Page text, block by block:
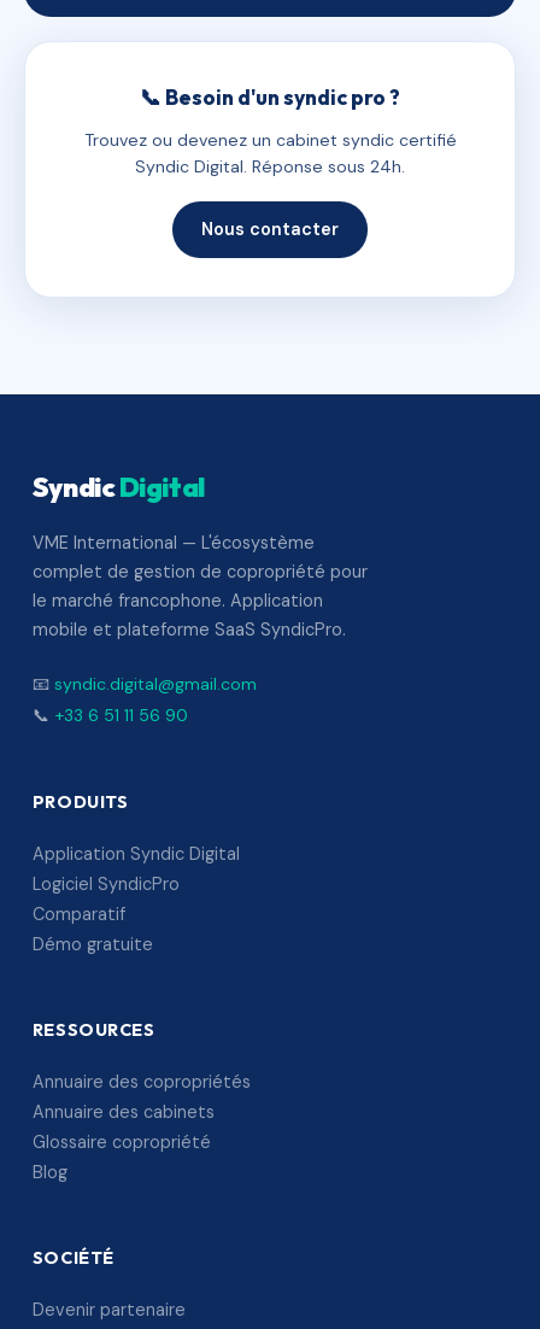
📞 Besoin d'un syndic pro ?
Trouvez ou devenez un cabinet syndic certifié
Syndic Digital. Réponse sous 24h.
Nous contacter
SyndicDigital
VME International — L'écosystème
complet de gestion de copropriété pour
le marché francophone. Application
mobile et plateforme SaaS SyndicPro.
📧 syndic.digital@gmail.com
📞 +33 6 51 11 56 90
PRODUITS
Application Syndic Digital
Logiciel SyndicPro
Comparatif
Démo gratuite
RESSOURCES
Annuaire des copropriétés
Annuaire des cabinets
Glossaire copropriété
Blog
SOCIÉTÉ
Devenir partenaire